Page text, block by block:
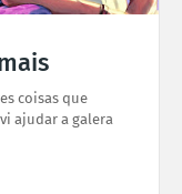
coisas que
ajudar a galera